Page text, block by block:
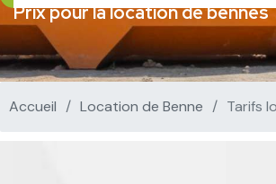
Prix pour la location de bennes
Accueil Location de Benne Tarifs